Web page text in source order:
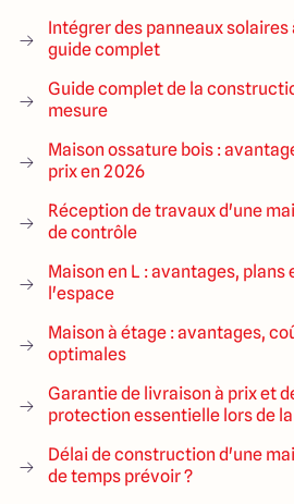
Intégrer des panneaux
guide complet
Guide complet de la
mesure
Maison ossature bois :
prix en 2026
Réception de travaux d'une
de contrôle
Maison en L : avantages,
l'espace
Maison à étage : avantages,
optimales
Garantie de livraison à prix et
protection essentielle lors de
Délai de construction d'une
de temps prévoir ?